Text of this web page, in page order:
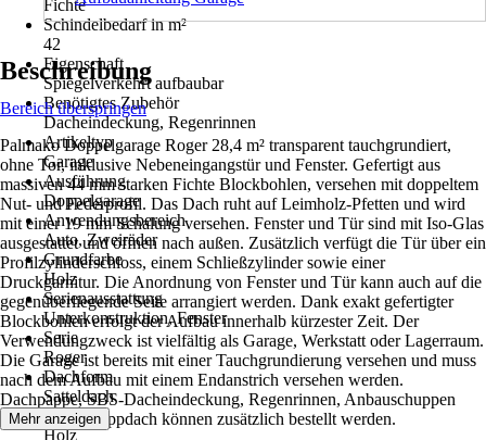
Fichte
Schindelbedarf in m²
42
Eigenschaft
Spiegelverkehrt aufbaubar
Benötigtes Zubehör
Dacheindeckung, Regenrinnen
Artikeltyp
Garage
Ausführung
Doppelgarage
Anwendungsbereich
Auto, Zweiräder
Grundfarbe
Holz
Serienausstattung
Unterkonstruktion, Fenster
Serie
Roger
Dachform
Satteldach
Material
Holz
Beschreibung
Bereich überspringen
Palmako Doppelgarage Roger 28,4 m² transparent tauchgrundiert,
ohne Tor, inklusive Nebeneingangstür und Fenster. Gefertigt aus
massiven 44 mm starken Fichte Blockbohlen, versehen mit doppeltem
Nut- und Federprofil. Das Dach ruht auf Leimholz-Pfetten und wird
mit einer 19 mm Schalung versehen. Fenster und Tür sind mit Iso-Glas
ausgestattet und öffnen nach außen. Zusätzlich verfügt die Tür über ein
Profilzylinderschloss, einem Schließzylinder sowie einer
Druckgarnitur. Die Anordnung von Fenster und Tür kann auch auf die
gegenüberliegende Seite arrangiert werden. Dank exakt gefertigter
Blockbohlen erfolgt der Aufbau innerhalb kürzester Zeit. Der
Verwendungzweck ist vielfältig als Garage, Werkstatt oder Lagerraum.
Die Garage ist bereits mit einer Tauchgrundierung versehen und muss
nach dem Aufbau mit einem Endanstrich versehen werden.
Dachpappe, SBS-Dacheindeckung, Regenrinnen, Anbauschuppen
sowie ein Schleppdach können zusätzlich bestellt werden.
Mehr anzeigen